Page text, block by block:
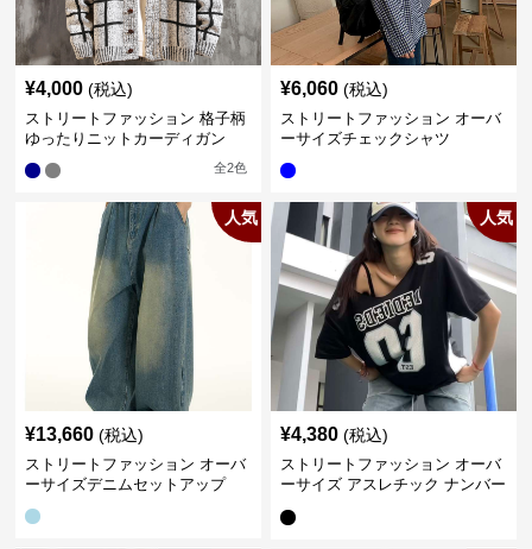
¥4,000 (税込)
ストリートファッション 格子柄
ゆったりニットカーディガン
全2色
¥6,060 (税込)
ストリートファッション オーバ
ーサイズチェックシャツ
人気
¥13,660 (税込)
ストリートファッション オーバ
ーサイズデニムセットアップ
人気
¥4,380 (税込)
ストリートファッション オーバ
ーサイズ アスレチック ナンバー